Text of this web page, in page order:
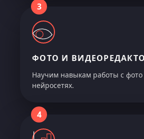
3
ФОТО И
Научим навыкам работы с
нейросетях.
4